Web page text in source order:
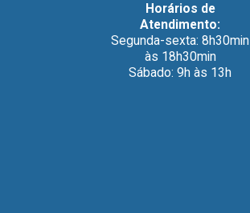
Horários de
Atendimento:
Segunda-sexta: 8h30min
às 18h30min
Sábado: 9h às 13h